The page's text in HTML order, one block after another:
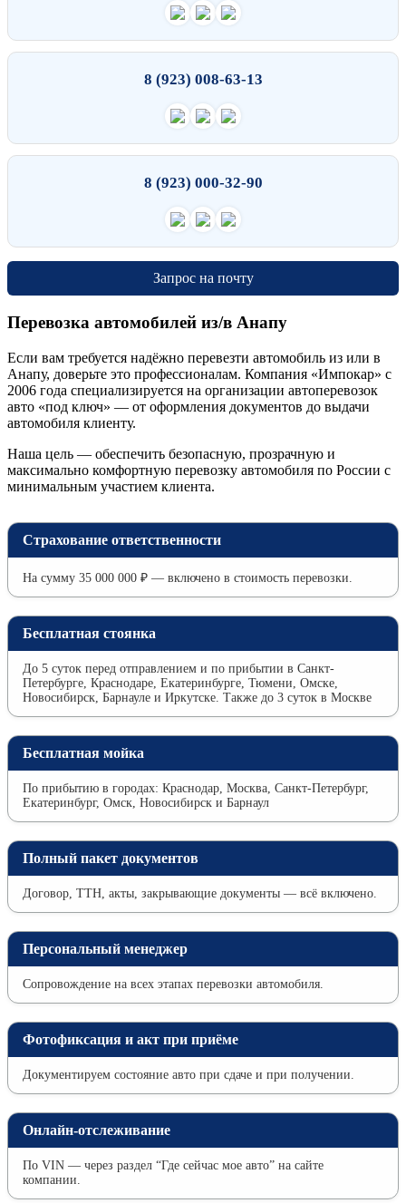
8 (923) 008-63-13
8 (923) 000-32-90
Запрос на почту
Перевозка автомобилей из/в Анапу
Если вам требуется надёжно перевезти автомобиль из или в
Анапу, доверьте это профессионалам. Компания «Импокар» с
2006 года специализируется на организации автоперевозок
авто «под ключ» — от оформления документов до выдачи
автомобиля клиенту.
Наша цель — обеспечить безопасную, прозрачную и
максимально комфортную перевозку автомобиля по России с
минимальным участием клиента.
Страхование ответственности
На сумму 35 000 000 ₽ — включено в стоимость перевозки.
Бесплатная стоянка
До 5 суток перед отправлением и по прибытии в Санкт-
Петербурге, Краснодаре, Екатеринбурге, Тюмени, Омске,
Новосибирск, Барнауле и Иркутске. Также до 3 суток в Москве
Бесплатная мойка
По прибытию в городах: Краснодар, Москва, Санкт-Петербург,
Екатеринбург, Омск, Новосибирск и Барнаул
Полный пакет документов
Договор, ТТН, акты, закрывающие документы — всё включено.
Персональный менеджер
Сопровождение на всех этапах перевозки автомобиля.
Фотофиксация и акт при приёме
Документируем состояние авто при сдаче и при получении.
Онлайн-отслеживание
По VIN — через раздел “Где сейчас мое авто” на сайте
компании.